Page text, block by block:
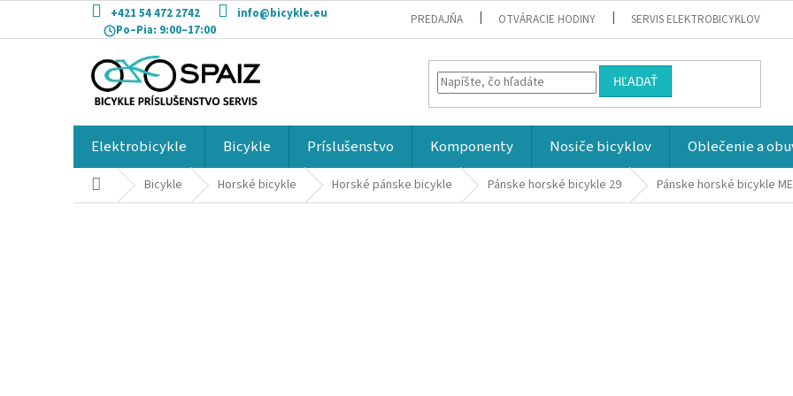
obsah
+421 54 472 2742
info@bicykle.eu
Po–Pia: 9:00–17:00
PREDAJŇA OTVÁRACIE HODINY SERVIS ELEKTROBICYKLOV
HĽADAŤ
Elektrobicykle Bicykle Príslušenstvo Komponenty Nosiče bicyklov Oblečenie a
DomovBicykle Horské bicykle Horské pánske bicykle Pánske horské bicykle 29 Pánske horské bicykle